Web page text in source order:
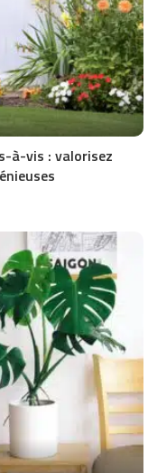
à-vis : valorisez